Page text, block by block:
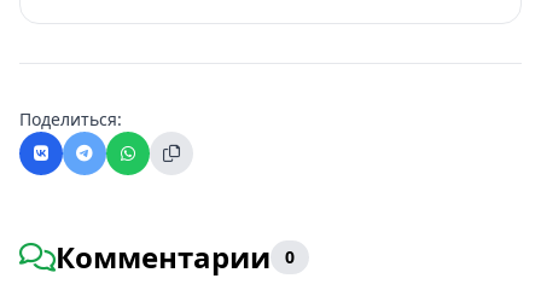
Поделиться:
Комментарии 0